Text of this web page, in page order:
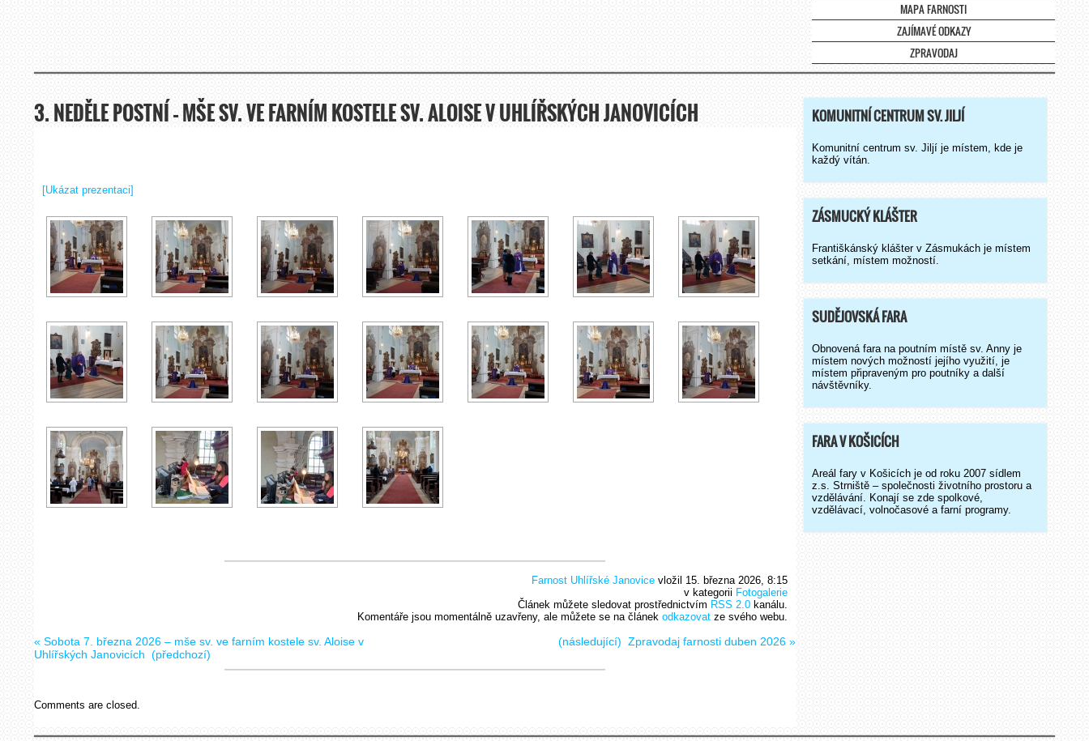
MAPA FARNOSTI
ZAJÍMAVÉ ODKAZY
ZPRAVODAJ
3. NEDĚLE POSTNÍ – MŠE SV. VE FARNÍM KOSTELE SV. ALOISE V UHLÍŘSKÝCH JANOVICÍCH
[Ukázat prezentaci]
Farnost Uhlířské Janovice vložil 15. března 2026, 8:15
v kategorii Fotogalerie
Článek můžete sledovat prostřednictvím RSS 2.0 kanálu.
Komentáře jsou momentálně uzavřeny, ale můžete se na článek odkazovat ze svého webu.
« Sobota 7. března 2026 – mše sv. ve farním kostele sv. Aloise v
Uhlířských Janovicích (předchozí)
(následující) Zpravodaj farnosti duben 2026 »
Comments are closed.
KOMUNITNÍ CENTRUM SV. JILJÍ
Komunitní centrum sv. Jiljí je místem, kde je
každý vítán.
ZÁSMUCKÝ KLÁŠTER
Františkánský klášter v Zásmukách je místem
setkání, místem možností.
SUDĚJOVSKÁ FARA
Obnovená fara na poutním místě sv. Anny je
místem nových možností jejího využití, je
místem připraveným pro poutníky a další
návštěvníky.
FARA V KOŠICÍCH
Areál fary v Košicích je od roku 2007 sídlem
z.s. Strniště – společnosti životního prostoru a
vzdělávání. Konají se zde spolkové,
vzdělávací, volnočasové a farní programy.